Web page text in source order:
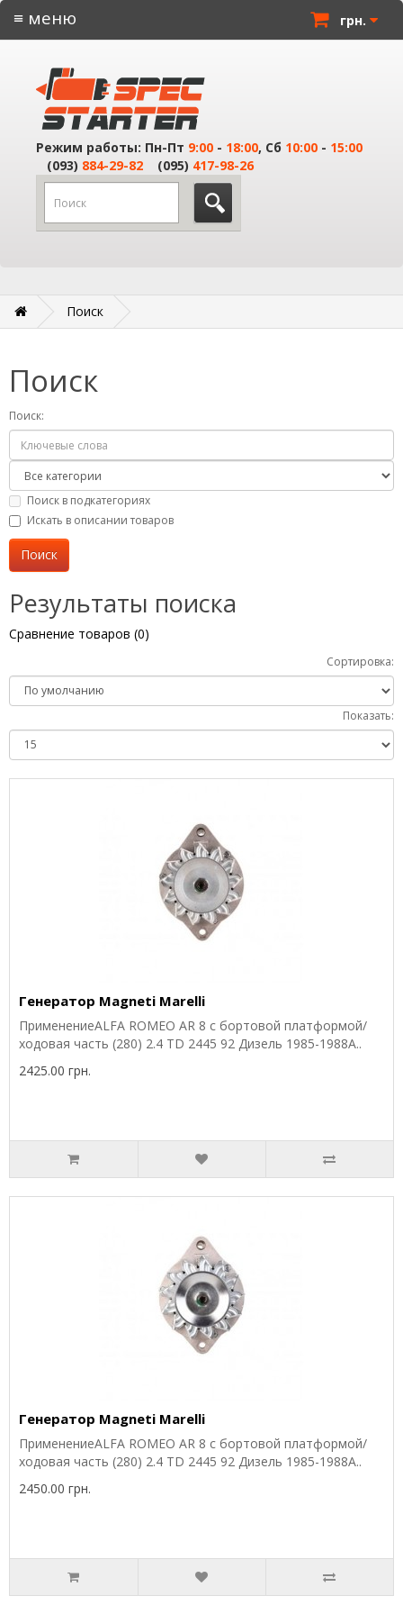
грн.
≡ меню
Режим работы: Пн-Пт 9:00 - 18:00, Сб 10:00 - 15:00
(093) 884-29-82 (095) 417-98-26
Поиск
Поиск
Поиск:
Поиск в подкатегориях
Искать в описании товаров
Результаты поиска
Сравнение товаров (0)
Сортировка:
Показать:
Генератор Magneti Marelli
ПрименениеALFA ROMEO AR 8 c бортовой платформой/
ходовая часть (280) 2.4 TD 2445 92 Дизель 1985-1988A..
2425.00 грн.
Генератор Magneti Marelli
ПрименениеALFA ROMEO AR 8 c бортовой платформой/
ходовая часть (280) 2.4 TD 2445 92 Дизель 1985-1988A..
2450.00 грн.